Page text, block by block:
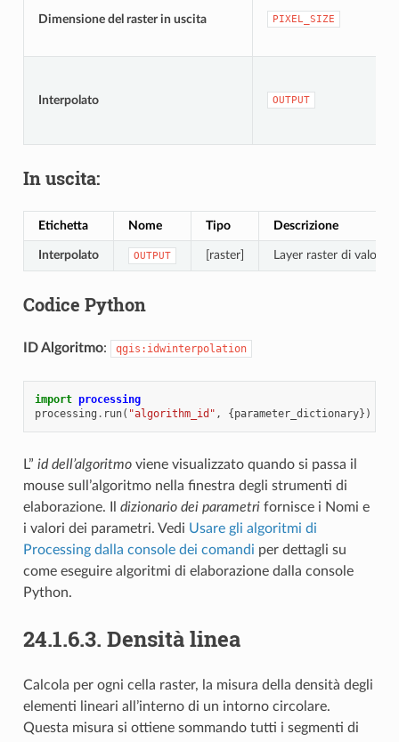
Dimensione del raster in uscita PIXEL_SIZE
Interpolato OUTPUT
In uscita:
Etichetta Nome Tipo Descrizione
Interpolato OUTPUT [raster] Layer raster di valori
Codice Python
ID Algoritmo: qgis:idwinterpolation
import processing
processing . run( "algorithm_id" , { parameter_dictionary})
L” id dell’algoritmoviene visualizzato quando si passa il
mouse sull’algoritmo nella finestra degli strumenti di
elaborazione. Il dizionario dei parametrifornisce i Nomi e
i valori dei parametri. Vedi Usare gli algoritmi di
Processing dalla console dei comandi per dettagli su
come eseguire algoritmi di elaborazione dalla console
Python.
24.1.6.3. Densità linea
Calcola per ogni cella raster, la misura della densità degli
elementi lineari all’interno di un intorno circolare.
Questa misura si ottiene sommando tutti i segmenti di